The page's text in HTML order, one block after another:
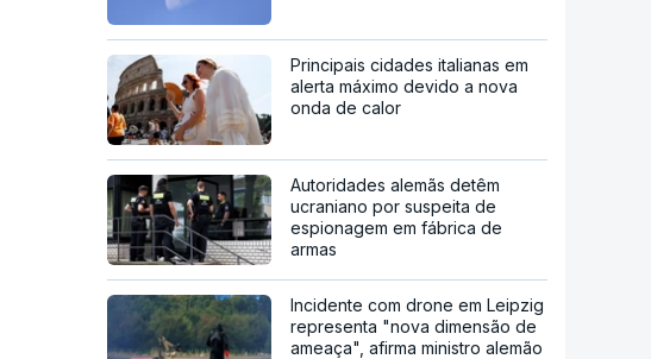
Principais cidades italianas em
alerta máximo devido a nova
onda de calor
Autoridades alemãs detêm
ucraniano por suspeita de
espionagem em fábrica de
armas
Incidente com drone em Leipzig
representa "nova dimensão de
ameaça", afirma ministro alemão